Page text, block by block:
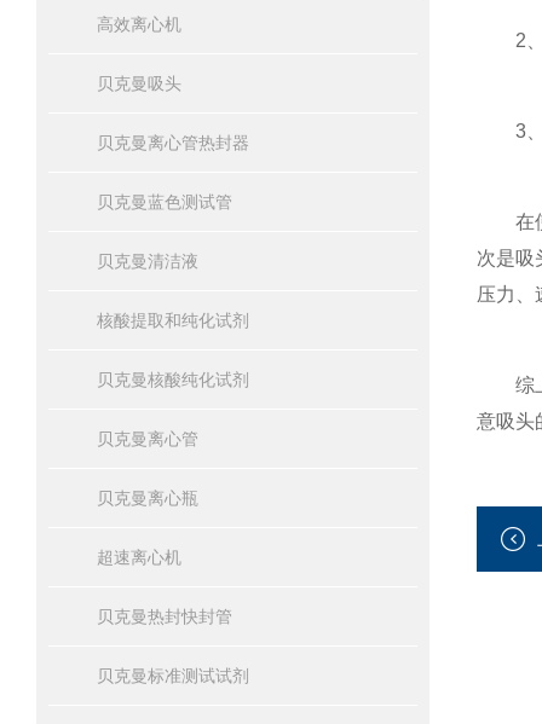
高效离心机
贝克曼吸头
贝克曼离心管热封器
贝克曼蓝色测试管
贝克曼清洁液
核酸提取和纯化试剂
贝克曼核酸纯化试剂
贝克曼离心管
贝克曼离心瓶
超速离心机
贝克曼热封快封管
贝克曼标准测试试剂
2、
3、
在使
次是吸
压力、
综上
意吸头